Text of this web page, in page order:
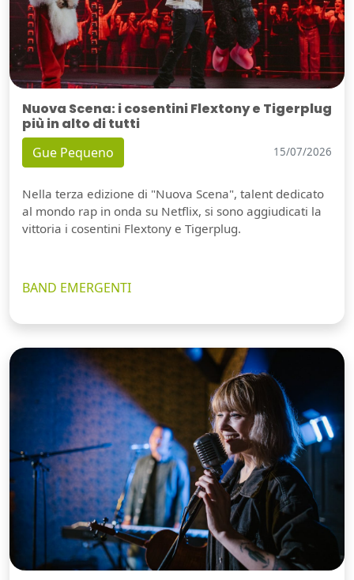
Nuova Scena: i cosentini Flextony e Tigerplug
più in alto di tutti
Gue Pequeno 15/07/2026
Nella terza edizione di "Nuova Scena", talent dedicato
al mondo rap in onda su Netflix, si sono aggiudicati la
vittoria i cosentini Flextony e Tigerplug.
BAND EMERGENTI